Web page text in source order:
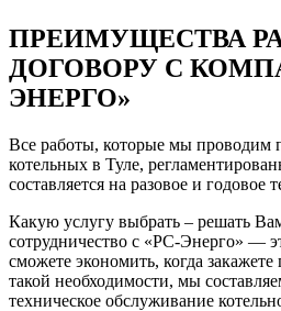
ПРЕИМУЩЕСТВА
ДОГОВОРУ С
ЭНЕРГО»
Все работы, которые мы проводим
котельных в Туле,
составляется на разовое и годовое
Какую услугу выбрать – решать
сотрудничество с «РС-Энерго» —
сможете экономить, когда
такой необходимости, мы
техническое обслуживание